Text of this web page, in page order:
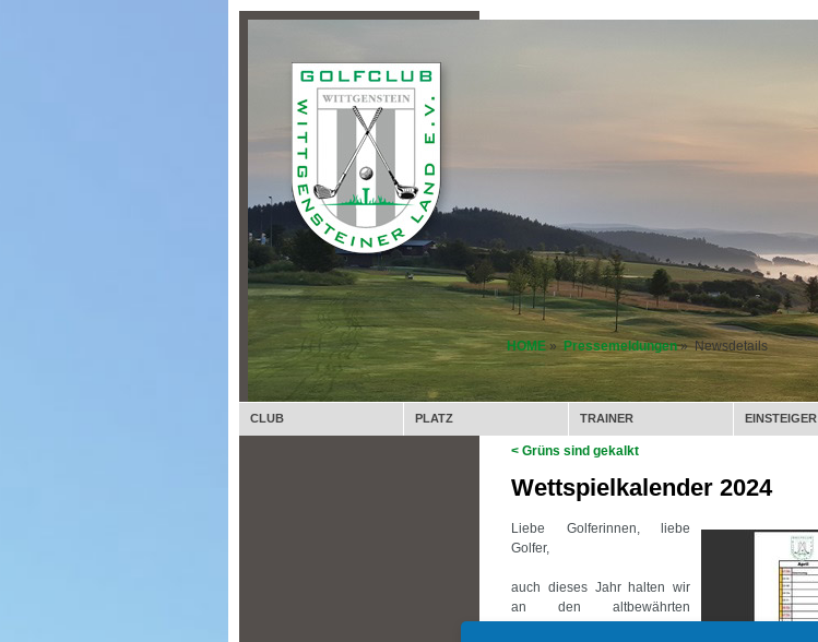
CLUB PLATZ TRAINER EINSTEIGER
HOME » Pressemeldungen» Newsdetails
< Grüns sind gekalkt
Wettspielkalender 2024
Liebe Golferinnen, liebe
Golfer,
auch dieses Jahr halten wir
an den altbewährten
Turnieren wie Monatspreis